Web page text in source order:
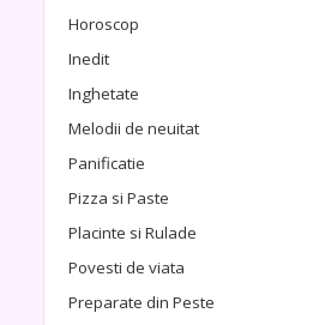
Horoscop
Inedit
Inghetate
Melodii de neuitat
Panificatie
Pizza si Paste
Placinte si Rulade
Povesti de viata
Preparate din Peste